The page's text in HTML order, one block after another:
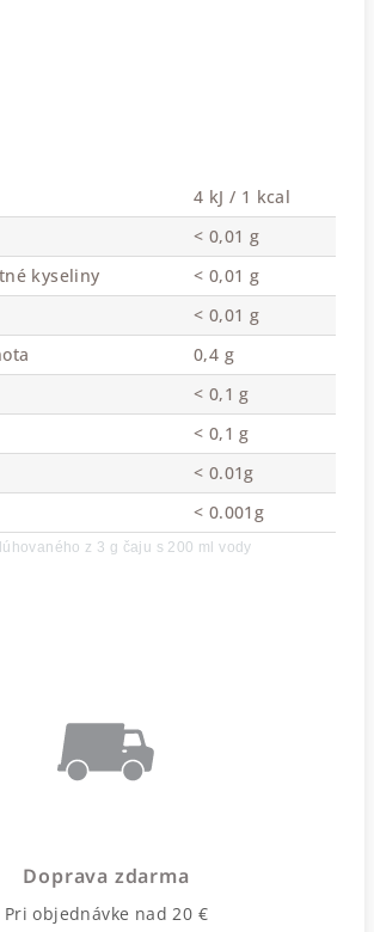
4 kJ / 1 kcal
< 0,01 g
kyseliny
< 0,01 g
< 0,01 g
0,4 g
< 0,1 g
< 0,1 g
< 0.01g
< 0.001g
z 3 g čaju s 200 ml vody
Doprava zdarma
Pri objednávke nad 20 €